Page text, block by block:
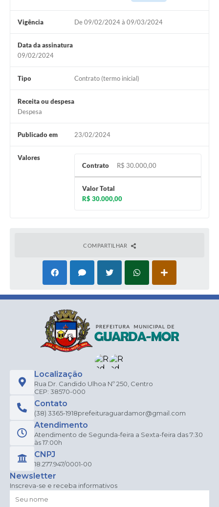
Vigência De 09/02/2024 à 09/03/2024
Data da assinatura
09/02/2024
Tipo Contrato (termo inicial)
Receita ou despesa
Despesa
Publicado em 23/02/2024
Valores
Contrato
R$ 30.000,00
Valor Total
R$ 30.000,00
COMPARTILHAR
Localização
Rua Dr. Candido Ulhoa Nº 250, Centro
CEP: 38570-000
Contato
(38) 3365-1918prefeituraguardamor@gmail.com
Atendimento
Atendimento de Segunda-feira a Sexta-feira das 7:30
às 17:00h
CNPJ
18.277.947/0001-00
Newsletter
Inscreva-se e receba informativos